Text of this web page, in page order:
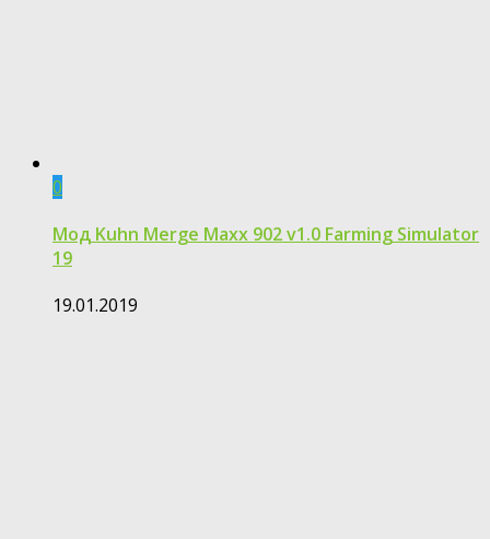
0
Мод Kuhn Merge Maxx 902 v1.0 Farming Simulator
19
19.01.2019